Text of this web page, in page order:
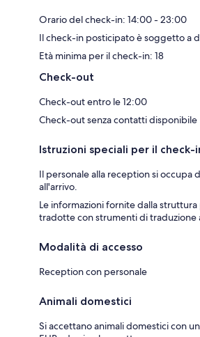
Orario del check-in: 14:00 - 23:00
Il check-in posticipato è soggetto a
Età minima per il check-in: 18
Check-out
Check-out entro le 12:00
Check-out senza contatti disponibile
Istruzioni speciali per il check-
Il personale alla reception si occupa
all'arrivo.
Le informazioni fornite dalla
tradotte con strumenti di traduzione
Modalità di accesso
Reception con personale
Animali domestici
Si accettano animali domestici con